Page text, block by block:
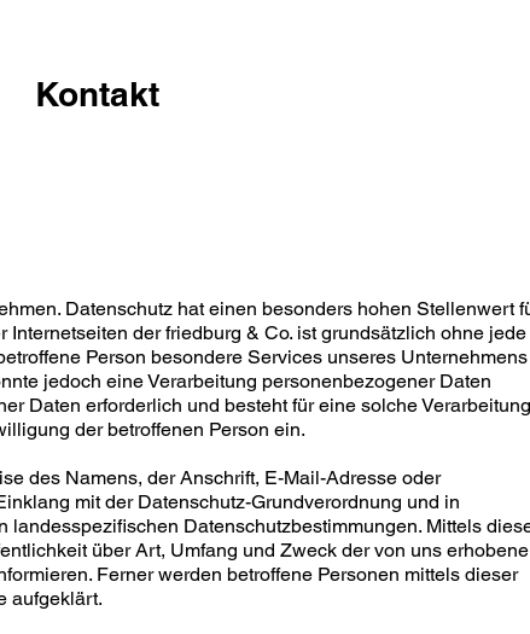
Kontakt
Datenschutz hat einen besonders hohen Stellenwert
der friedburg & Co. ist grundsätzlich ohne jede
Person besondere Services unseres Unternehmens
jedoch eine Verarbeitung personenbezogener Daten
Daten erforderlich und besteht für eine solche Verarbeitung
der betroffenen Person ein.
des Namens, der Anschrift, E-Mail-Adresse oder
mit der Datenschutz-Grundverordnung und in
landesspezifischen Datenschutzbestimmungen. Mittels
über Art, Umfang und Zweck der von uns
Ferner werden betroffene Personen mittels dieser
aufgeklärt.